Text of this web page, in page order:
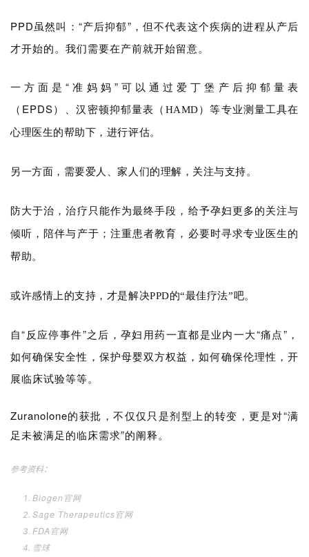
资
平
时
代
苑
A
l
l
E
l
s
h
我
们
PPD虽然叫：“产后抑郁”，但不代表这个疾病的进程从产后
才开始的。我们需要在产前就开始留意。
一方面是“准妈妈”可以通过爱丁堡产后抑郁量表
（EPDS）、汉密顿抑郁量表（HAMD）等专业测量工具在
心理医生的帮助下，进行评估。
另一方面，需要爱人、家人们的理解，关注与支持。
防大于治，治疗只能作为最终手段，给予孕妇更多的关注与
倾听，陪伴与产于；注重患者教育，必要时寻求专业医生的
帮助。
或许感情上的支持，才是解决PPD的“最佳疗法”吧。
自“反应停事件”之后，孕妇用药一直都是业内一大“痛点”，
如何确保安全性，保护母婴双方权益，如何确保伦理性，开
展临床试验等等。
Zuranolone的获批，不仅仅只是剂型上的转变，更是对“满
足未被满足的临床需求”的阐释。
参考资料：
Biogen官网
Sage Therapeutics官网
FDA官网
雪球